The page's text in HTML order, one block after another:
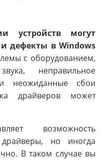
устройств могут
дефекты в Windows
с оборудованием,
неправильное
неожиданные сбои
драйверов может
возможность
драйверы, но иногда
В таком случае вы